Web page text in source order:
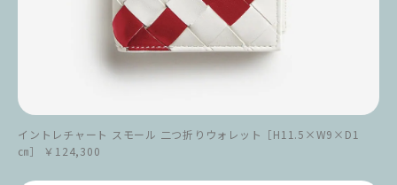
イントレチャート スモール 二つ折りウォレット［H11.5×W9×D1
㎝］ ￥124,300